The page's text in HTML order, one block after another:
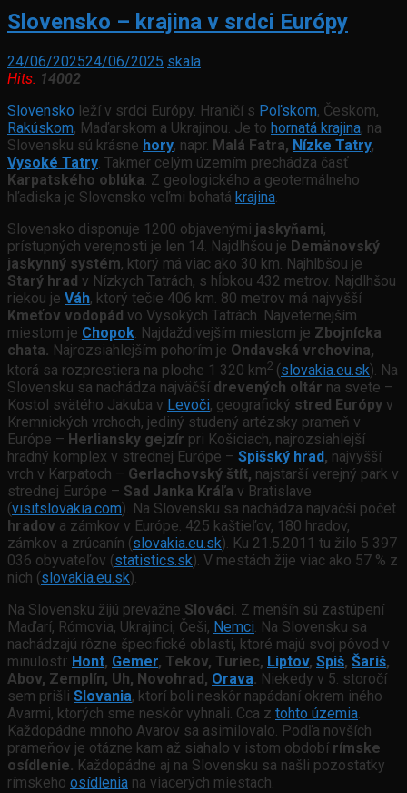
Slovensko – krajina v srdci Európy
24/06/202524/06/2025 skala
Hits: 14002
Slovensko leží v srdci Európy. Hraničí s Poľskom, Českom,
Rakúskom, Maďarskom a Ukrajinou. Je to hornatá krajina, na
Slovensku sú krásne hory, napr. Malá Fatra, Nízke Tatry,
Vysoké Tatry. Takmer celým územím prechádza časť
Karpatského oblúka. Z geologického a geotermálneho
hľadiska je Slovensko veľmi bohatá krajina.
Slovensko disponuje 1200 objavenými jaskyňami,
prístupných verejnosti je len 14. Najdlhšou je Demänovský
jaskynný systém, ktorý má viac ako 30 km. Najhlbšou je
Starý hrad v Nízkych Tatrách, s hĺbkou 432 metrov. Najdlhšou
riekou je Váh, ktorý tečie 406 km. 80 metrov má najvyšší
Kmeťov vodopád vo Vysokých Tatrách. Najveternejším
miestom je Chopok. Najdaždivejším miestom je Zbojnícka
chata. Najrozsiahlejším pohorím je Ondavská vrchovina,
ktorá sa rozprestiera na ploche 1 320 km2 (slovakia.eu.sk). Na
Slovensku sa nachádza najväčší drevených oltár na svete –
Kostol svätého Jakuba v Levoči, geografický stred Európy v
Kremnických vrchoch, jediný studený artézsky prameň v
Európe – Herliansky gejzír pri Košiciach, najrozsiahlejší
hradný komplex v strednej Európe – Spišský hrad, najvyšší
vrch v Karpatoch – Gerlachovský štít, najstarší verejný park v
strednej Európe – Sad Janka Kráľa v Bratislave
(visitslovakia.com). Na Slovensku sa nachádza najväčší počet
hradov a zámkov v Európe. 425 kaštieľov, 180 hradov,
zámkov a zrúcanín (slovakia.eu.sk). Ku 21.5.2011 tu žilo 5 397
036 obyvateľov (statistics.sk). V mestách žije viac ako 57 % z
nich (slovakia.eu.sk).
Na Slovensku žijú prevažne Slováci. Z menšín sú zastúpení
Maďarí, Rómovia, Ukrajinci, Češi, Nemci. Na Slovensku sa
nachádzajú rôzne špecifické oblasti, ktoré majú svoj pôvod v
minulosti: Hont, Gemer, Tekov, Turiec, Liptov, Spiš, Šariš,
Abov, Zemplín, Uh, Novohrad, Orava. Niekedy v 5. storočí
sem prišli Slovania, ktorí boli neskôr napádaní okrem iného
Avarmi, ktorých sme neskôr vyhnali. Cca z tohto územia.
Každopádne mnoho Avarov sa asimilovalo. Podľa novších
prameňov je otázne kam až siahalo v istom období rímske
osídlenie. Každopádne aj na Slovensku sa našli pozostatky
rímskeho osídlenia na viacerých miestach.